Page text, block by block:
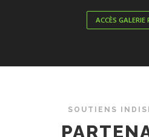
ACCÈS GALERIE
SOUTIENS